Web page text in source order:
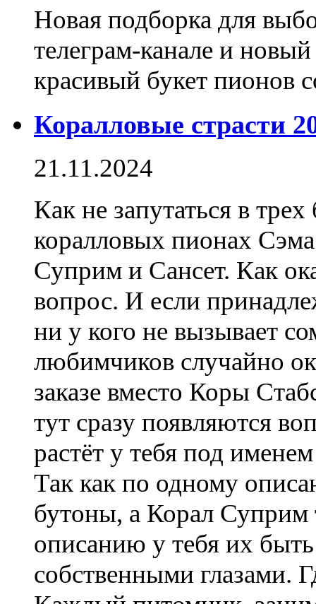
Новая подборка для
телеграм-канале и
красивый букет пионов
Коралловые страсти
21.11.2024
Как не запутаться в
коралловых пионах
Суприм и Сансет. Как
вопрос. И если
ни у кого не вызывает
любимчиков случайно
заказе вместо Коры
тут сразу появляются
растёт у тебя под
Так как по одному
бутоны, а Корал
описанию у тебя их
собственными глазами.